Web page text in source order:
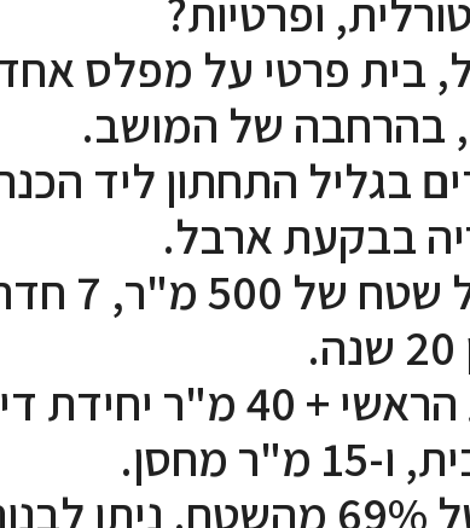
ופרטיות?
בית פרטי על מפלס
בהרחבה של המושב.
בגליל התחתון ליד
בבקעת ארבל.
הבית בנוי 195 מ"ר על
מחולק 140 מ"ר הבית הראשי + 40 מ"ר
מחסן.
קיימות זכויות בניה של 69% מהשטח. ניתן